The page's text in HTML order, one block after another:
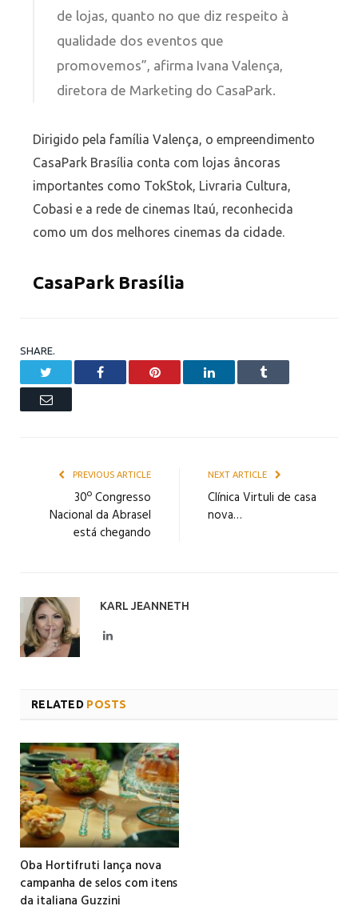
de lojas, quanto no que diz respeito à
qualidade dos eventos que
promovemos”, afirma Ivana Valença,
diretora de Marketing do CasaPark.
Dirigido pela família Valença, o empreendimento
CasaPark Brasília conta com lojas âncoras
importantes como TokStok, Livraria Cultura,
Cobasi e a rede de cinemas Itaú, reconhecida
como um dos melhores cinemas da cidade.
CasaPark Brasília
SHARE.
Facebook Pinterest LinkedIn Tumblr
Email
PREVIOUS ARTICLE
30º Congresso
Nacional da Abrasel
está chegando
NEXT ARTICLE
Clínica Virtuli de casa
nova…
KARL JEANNETH
LinkedIn
RELATED POSTS
Oba Hortifruti lança nova
campanha de selos com itens
da italiana Guzzini